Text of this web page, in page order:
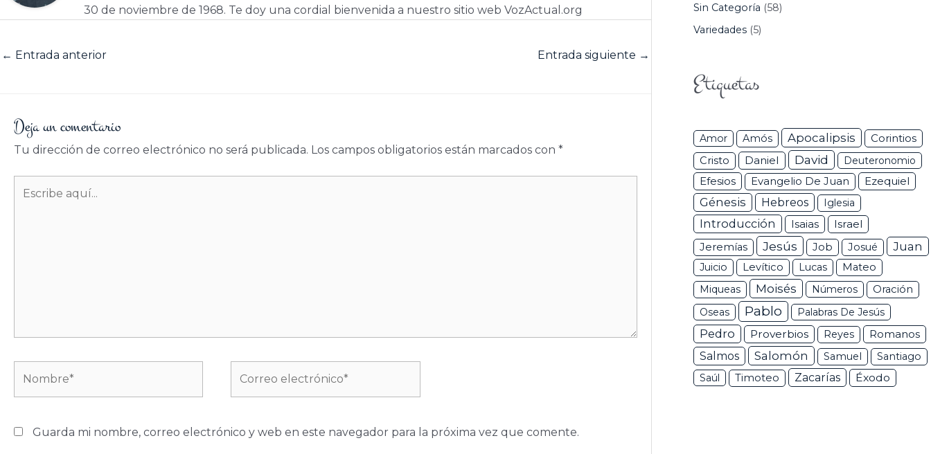
30 de noviembre de 1968. Te doy una cordial bienvenida a nuestro sitio web VozActual.org
← Entrada anterior Entrada siguiente →
Deja un comentario
Tu dirección de correo electrónico no será publicada. Los campos obligatorios están marcados con *
aquí...
electrónico*
Guarda mi nombre, correo electrónico y web en este navegador para la próxima vez que comente.
Sin Categoría (58)
Variedades(5)
Etiquetas
Amor Amós Apocalipsis Corintios
Cristo Daniel David Deuteronomio
Efesios Evangelio De Juan Ezequiel
Génesis Hebreos Iglesia
Introducción Isaias Israel
Jeremías Jesús Job Josué Juan
Juicio Levítico Lucas
Mateo
Miqueas
Moisés Números
Oración
Oseas
Pablo Palabras De Jesús
Pedro Proverbios Reyes
Romanos
Salmos
Salomón Samuel
Santiago
Saúl
Timoteo Zacarías Éxodo